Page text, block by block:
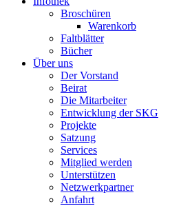
Broschüren
Warenkorb
Faltblätter
Bücher
Über uns
Der Vorstand
Beirat
Die Mitarbeiter
Entwicklung der SKG
Projekte
Satzung
Services
Mitglied werden
Unterstützen
Netzwerkpartner
Anfahrt